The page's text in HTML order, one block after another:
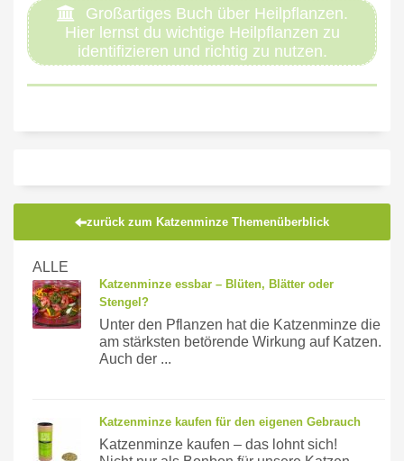
Großartiges Buch über Heilpflanzen.
Hier lernst du wichtige Heilpflanzen zu
identifizieren und richtig zu nutzen.
zurück zum Katzenminze Themenüberblick
ALLE
Katzenminze essbar – Blüten, Blätter oder
Stengel?
Unter den Pflanzen hat die Katzenminze die
am stärksten betörende Wirkung auf Katzen.
Auch der ...
Katzenminze kaufen für den eigenen Gebrauch
Katzenminze kaufen – das lohnt sich!